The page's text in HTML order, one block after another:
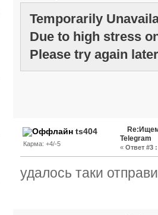
Temporarily
Due to high stress
Please try again
ts404
Карма: +4/-5
Telegram
« Ответ #3 :
удалось таки